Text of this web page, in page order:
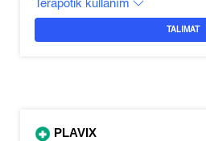
Terapötik kullanım
TALIMAT
PLAVIX